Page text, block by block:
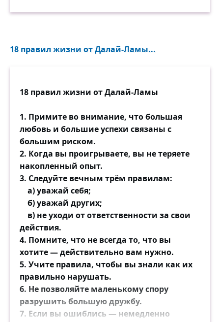
18 правил жизни от Далай-Ламы...
18 правил жизни от Далай-Ламы
1. Примите во внимание, что большая
любовь и большие успехи связаны с
большим риском.
2. Когда вы проигрываете, вы не теряете
накопленный опыт.
3. Следуйте вечным трём правилам:
а) уважай себя;
б) уважай других;
в) не уходи от ответственности за свои
действия.
4. Помните, что не всегда то, что вы
хотите — действительно вам нужно.
5. Учите правила, чтобы вы знали как их
правильно нарушать.
6. Не позволяйте маленькому спору
разрушить большую дружбу.
7. Если вы ошиблись — немедленно